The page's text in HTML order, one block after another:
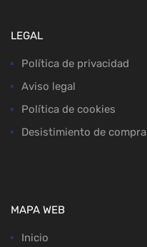
LEGAL
Política de privacidad
Aviso legal
Política de cookies
Desistimiento de compra
MAPA WEB
Inicio